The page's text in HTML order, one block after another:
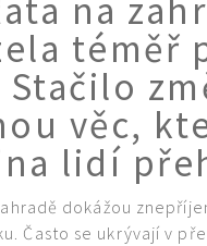
na
téměř
Stačilo
věc,
lidí
dokážou
Často se ukrývají v